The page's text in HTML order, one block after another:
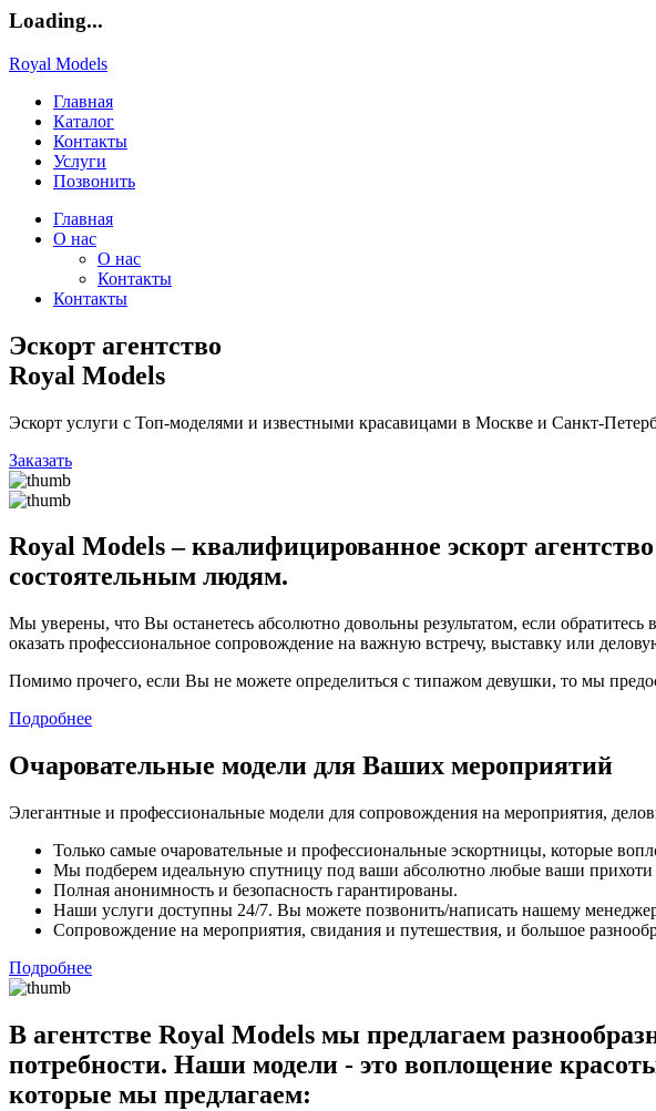
Loading...
Royal Models
Главная
Каталог
Контакты
Услуги
Позвонить
Главная
О нас
О нас
Контакты
Контакты
Эскорт агентство
Royal Models
Эскорт услуги с Топ-моделями и известными красавицами в Москве и Санкт-
Заказать
Royal Models – квалифицированное эскорт
состоятельным людям.
Мы уверены, что Вы останетесь абсолютно довольны результатом, если
оказать профессиональное сопровождение на важную встречу, выставку или
Помимо прочего, если Вы не можете определиться с типажом девушки, то мы
Подробнее
Очаровательные модели для Ваших мероприятий
Элегантные и профессиональные модели для сопровождения на мероприятия,
Только самые очаровательные и профессиональные эскортницы, которые
Мы подберем идеальную спутницу под ваши абсолютно любые ваши прихоти
Полная анонимность и безопасность гарантированы.
Наши услуги доступны 24/7. Вы можете позвонить/написать нашему
Сопровождение на мероприятия, свидания и путешествия, и большое
Подробнее
В агентстве Royal Models мы предлагаем
потребности. Наши модели - это воплощение
которые мы предлагаем: